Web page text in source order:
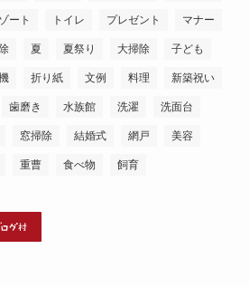
ート トイレ プレゼント マナー
夏 夏祭り 大掃除 子ども
折り紙 文例 料理 新築祝い
歯磨き 水族館 洗濯 洗面台
窓掃除 結婚式 網戸 美容
重曹 食べ物 飼育